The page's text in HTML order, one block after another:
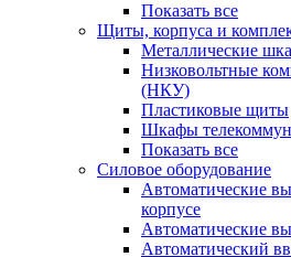
Показать все
Щиты, корпуса и
Металлические
Низковольтные
(НКУ)
Пластиковые щиты
Шкафы
Показать все
Силовое оборудование
Автоматические
корпусе
Автоматические
Автоматический